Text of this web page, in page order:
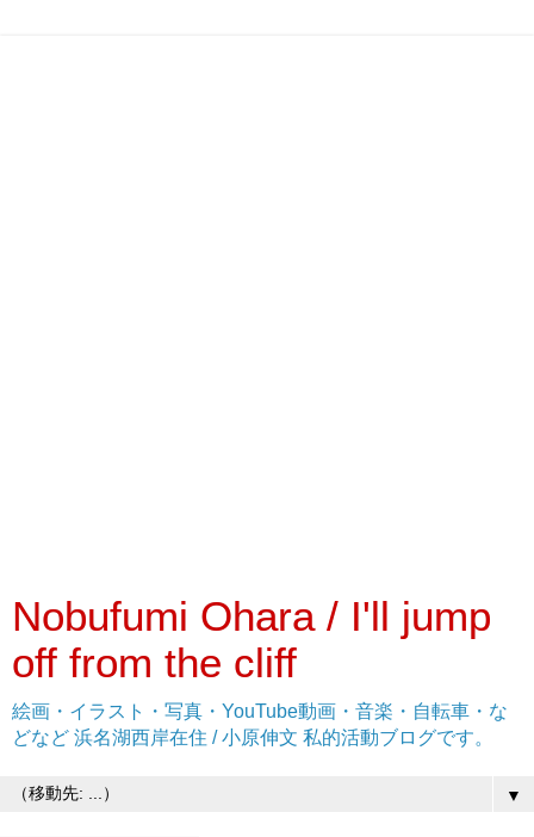
Nobufumi Ohara / I'll jump
off from the cliff
絵画・イラスト・写真・YouTube動画・音楽・自転車・な
どなど 浜名湖西岸在住 / 小原伸文 私的活動ブログです。
▼